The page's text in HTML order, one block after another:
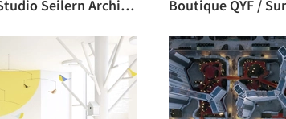
Residencia Paros / Studio Seilern Architects Boutique QYF /